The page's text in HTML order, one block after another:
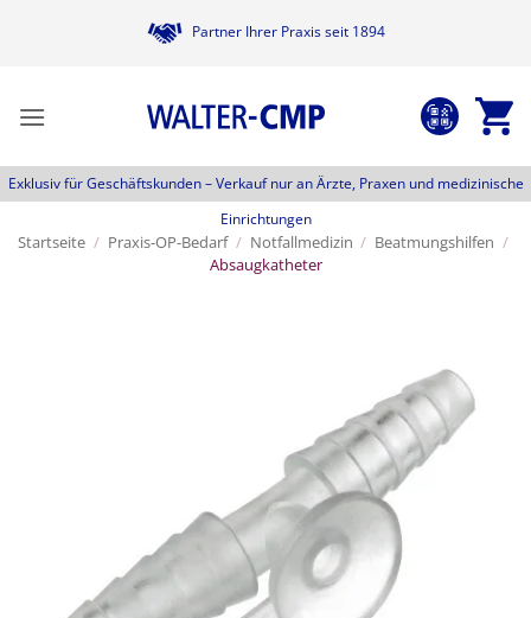
Partner Ihrer Praxis seit 1894
Exklusiv für Geschäftskunden –Verkauf nur an Ärzte, Praxen und medizinische
Einrichtungen
Startseite / Praxis-OP-Bedarf / Notfallmedizin / Beatmungshilfen /
Absaugkatheter